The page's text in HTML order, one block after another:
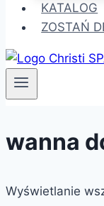
KATALOG
ZOSTAŃ
wanna
Wyświetlanie